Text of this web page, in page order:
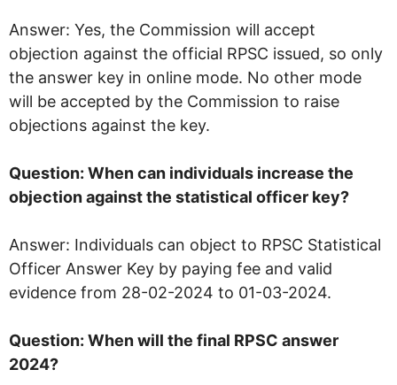
Answer: Yes, the Commission will accept
objection against the official RPSC issued, so only
the answer key in online mode. No other mode
will be accepted by the Commission to raise
objections against the key.
Question: When can individuals increase the
objection against the statistical officer key?
Answer: Individuals can object to RPSC Statistical
Officer Answer Key by paying fee and valid
evidence from 28-02-2024 to 01-03-2024.
Question: When will the final RPSC answer
2024?